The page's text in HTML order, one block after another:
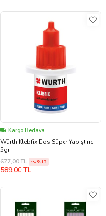
Kargo Bedava
Würth Klebfix Dos Süper Yapıştırıcı
5gr
677,00 TL
%13
589,00 TL